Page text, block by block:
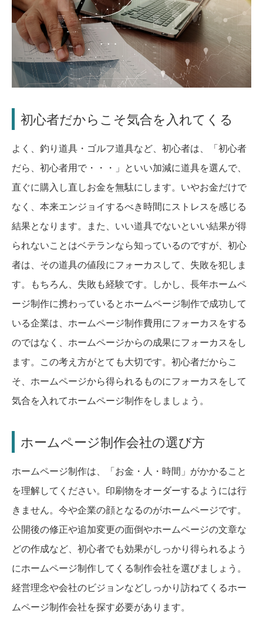
初心者だからこそ気合を入れてくる
よく、釣り道具・ゴルフ道具など、初心者は、「初心者
だら、初心者用で・・・」といい加減に道具を選んで、
直ぐに購入し直しお金を無駄にします。いやお金だけで
なく、本来エンジョイするべき時間にストレスを感じる
結果となります。また、いい道具でないといい結果が得
られないことはベテランなら知っているのですが、初心
者は、その道具の値段にフォーカスして、失敗を犯しま
す。もちろん、失敗も経験です。しかし、長年ホームペ
ージ制作に携わっているとホームページ制作で成功して
いる企業は、ホームページ制作費用にフォーカスをする
のではなく、ホームページからの成果にフォーカスをし
ます。この考え方がとても大切です。初心者だからこ
そ、ホームページから得られるものにフォーカスをして
気合を入れてホームページ制作をしましょう。
ホームページ制作会社の選び方
ホームページ制作は、「お金・人・時間」がかかること
を理解してください。印刷物をオーダーするようには行
きません。今や企業の顔となるのがホームページです。
公開後の修正や追加変更の面倒やホームページの文章な
どの作成など、初心者でも効果がしっかり得られるよう
にホームページ制作してくる制作会社を選びましょう。
経営理念や会社のビジョンなどしっかり訪ねてくるホー
ムページ制作会社を探す必要があります。